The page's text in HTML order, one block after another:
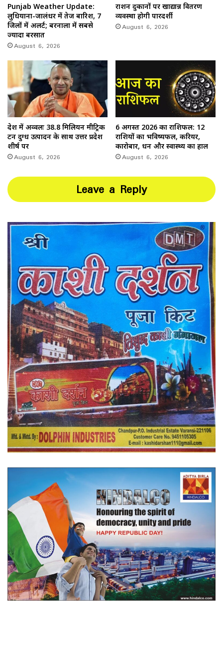
Punjab Weather Update:
लुधियाना-जालंधर में तेज बारिश, 7
जिलों में अलर्ट; बरनाला में सबसे
ज्यादा बरसात
August 6, 2026
राशन दुकानों पर खाद्यान्न वितरण
व्यवस्था होगी पारदर्शी
August 6, 2026
देश में अव्वलः 38.8 मिलियन मीट्रिक
टन दुग्ध उत्पादन के साथ उत्तर प्रदेश
शीर्ष पर
August 6, 2026
6 अगस्त 2026 का राशिफल: 12
राशियों का भविष्यफल, करियर,
कारोबार, धन और स्वास्थ्य का हाल
August 6, 2026
Leave a Reply